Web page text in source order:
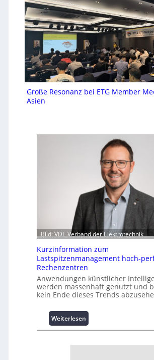
Große Resonanz bei ETG Member
Asien
Bild: VDE Verband der Elektrotechnik
Kurzinformation zum
Lastspitzenmanagement hoch-
Rechenzentren
Anwendungen künstlicher
werden massenhaft genutzt und
kein Ende dieses Trends
Weiterlesen:
K
r